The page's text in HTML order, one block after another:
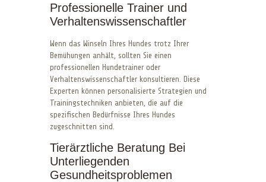
Professionelle Trainer und
Verhaltenswissenschaftler
Wenn das Winseln Ihres Hundes trotz Ihrer
Bemühungen anhält, sollten Sie einen
professionellen Hundetrainer oder
Verhaltenswissenschaftler konsultieren. Diese
Experten können personalisierte Strategien und
Trainingstechniken anbieten, die auf die
spezifischen Bedürfnisse Ihres Hundes
zugeschnitten sind.
Tierärztliche Beratung Bei
Unterliegenden
Gesundheitsproblemen